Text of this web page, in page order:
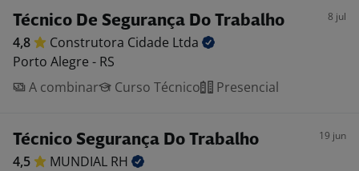
Técnico De Segurança Do Trabalho 8 jul
4,8 Construtora Cidade Ltda
Porto Alegre - RS
A combinar
Curso Técnico Presencial
Técnico Segurança Do Trabalho 19 jun
4,5 MUNDIAL RH